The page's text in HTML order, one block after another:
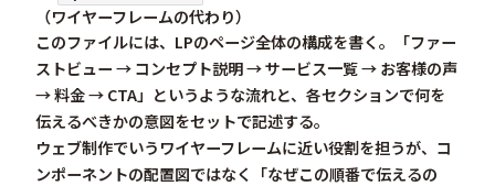
（ワイヤーフレームの代わり）
このファイルには、LPのページ全体の構成を書く。「ファー
ストビュー → コンセプト説明 → サービス一覧 → お客様の声
→ 料金 → CTA」というような流れと、各セクションで何を
伝えるべきかの意図をセットで記述する。
ウェブ制作でいうワイヤーフレームに近い役割を担うが、コ
ンポーネントの配置図ではなく「なぜこの順番で伝えるの